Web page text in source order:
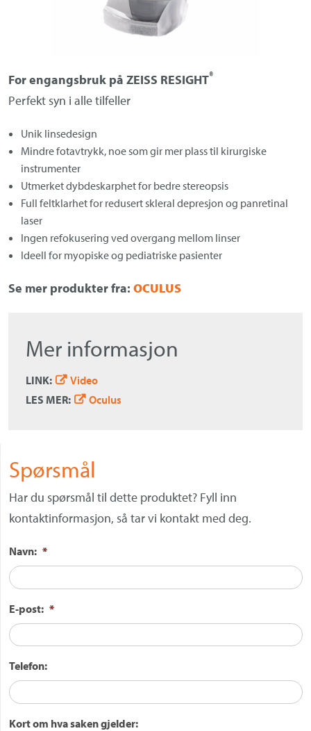
For engangsbruk på ZEISS RESIGHT®
Perfekt syn i alle tilfeller
Unik linsedesign
Mindre fotavtrykk, noe som gir mer plass til kirurgiske
instrumenter
Utmerket dybdeskarphet for bedre stereopsis
Full feltklarhet for redusert skleral depresjon og panretinal
laser
Ingen refokusering ved overgang mellom linser
Ideell for myopiske og pediatriske pasienter
Se mer produkter fra: OCULUS
Mer informasjon
LINK:
Video
LES MER:
Oculus
Spørsmål
Har du spørsmål til dette produktet? Fyll inn
kontaktinformasjon, så tar vi kontakt med deg.
Navn: *
E-post: *
Telefon:
Kort om hva saken gjelder: